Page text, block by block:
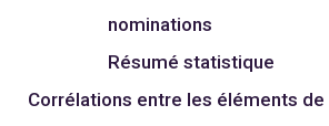
nominations
Résumé statistique
Corrélations entre les éléments